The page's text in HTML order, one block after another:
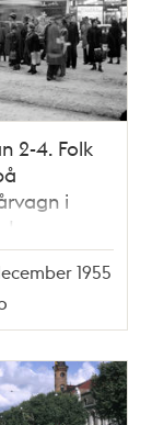
2-4. Folk
i
I
syns
Bank
1955